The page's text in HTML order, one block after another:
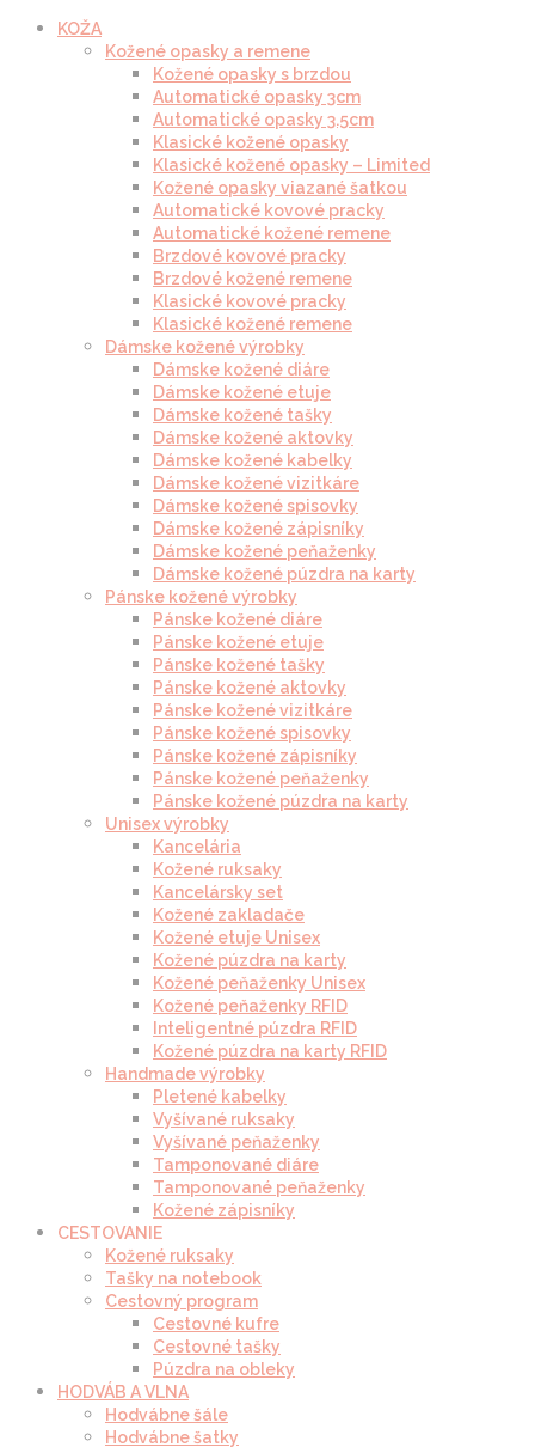
KOŽA
Kožené opasky a remene
Kožené opasky s brzdou
Automatické opasky 3cm
Automatické opasky 3.5cm
Klasické kožené opasky
Klasické kožené opasky – Limited
Kožené opasky viazané šatkou
Automatické kovové pracky
Automatické kožené remene
Brzdové kovové pracky
Brzdové kožené remene
Klasické kovové pracky
Klasické kožené remene
Dámske kožené výrobky
Dámske kožené diáre
Dámske kožené etuje
Dámske kožené tašky
Dámske kožené aktovky
Dámske kožené kabelky
Dámske kožené vizitkáre
Dámske kožené spisovky
Dámske kožené zápisníky
Dámske kožené peňaženky
Dámske kožené púzdra na karty
Pánske kožené výrobky
Pánske kožené diáre
Pánske kožené etuje
Pánske kožené tašky
Pánske kožené aktovky
Pánske kožené vizitkáre
Pánske kožené spisovky
Pánske kožené zápisníky
Pánske kožené peňaženky
Pánske kožené púzdra na karty
Unisex výrobky
Kancelária
Kožené ruksaky
Kancelársky set
Kožené zakladače
Kožené etuje Unisex
Kožené púzdra na karty
Kožené peňaženky Unisex
Kožené peňaženky RFID
Inteligentné púzdra RFID
Kožené púzdra na karty RFID
Handmade výrobky
Pletené kabelky
Vyšívané ruksaky
Vyšívané peňaženky
Tamponované diáre
Tamponované peňaženky
Kožené zápisníky
CESTOVANIE
Kožené ruksaky
Tašky na notebook
Cestovný program
Cestovné kufre
Cestovné tašky
Púzdra na obleky
HODVÁB A VLNA
Hodvábne šále
Hodvábne šatky